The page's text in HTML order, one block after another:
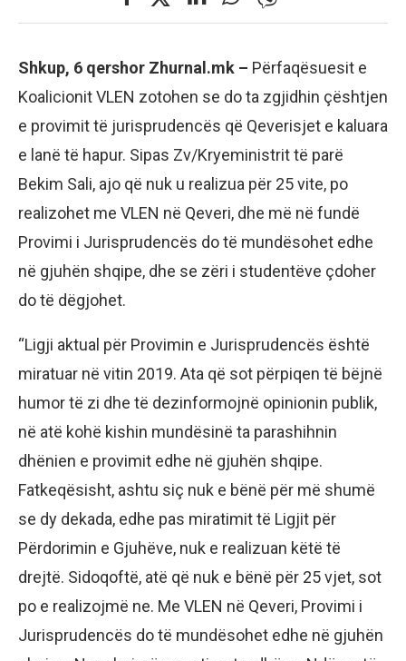
Shkup, 6 qershor Zhurnal.mk – Përfaqësuesit e
Koalicionit VLEN zotohen se do ta zgjidhin çështjen
e provimit të jurisprudencës që Qeverisjet e kaluara
e lanë të hapur. Sipas Zv/Kryeministrit të parë
Bekim Sali, ajo që nuk u realizua për 25 vite, po
realizohet me VLEN në Qeveri, dhe më në fundë
Provimi i Jurisprudencës do të mundësohet edhe
në gjuhën shqipe, dhe se zëri i studentëve çdoher
do të dëgjohet.
“Ligji aktual për Provimin e Jurisprudencës është
miratuar në vitin 2019. Ata që sot përpiqen të bëjnë
humor të zi dhe të dezinformojnë opinionin publik,
në atë kohë kishin mundësinë ta parashihnin
dhënien e provimit edhe në gjuhën shqipe.
Fatkeqësisht, ashtu siç nuk e bënë për më shumë
se dy dekada, edhe pas miratimit të Ligjit për
Përdorimin e Gjuhëve, nuk e realizuan këtë të
drejtë. Sidoqoftë, atë që nuk e bënë për 25 vjet, sot
po e realizojmë ne. Me VLEN në Qeveri, Provimi i
Jurisprudencës do të mundësohet edhe në gjuhën